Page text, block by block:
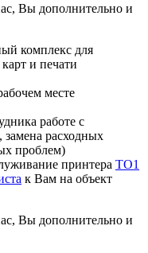
Вы дополнительно и
комплекс для
и печати
месте
работе с
замена расходных
проблем)
принтера ТО1
к Вам на объект
Вы дополнительно и